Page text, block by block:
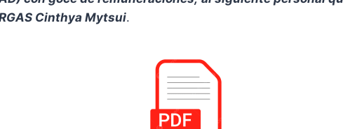
Cinthya Mytsui.